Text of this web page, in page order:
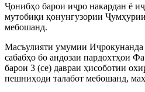
Ҷонибҳо барои иҷро накардан ё
мутобиқи қонунгузории
мебошанд.
Масъулияти умумии Иҷрокунанда
сабабҳо бо андозаи пардохтҳои
барои 3 (се) давраи ҳисоботии
пешниҳоди талабот мебошанд,